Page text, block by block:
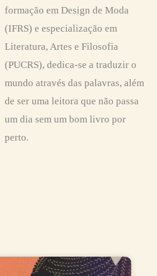
formação em Design de Moda
(IFRS) e especialização em
Literatura, Artes e Filosofia
(PUCRS), dedica-se a traduzir o
mundo através das palavras, além
de ser uma leitora que não passa
um dia sem um bom livro por
perto.